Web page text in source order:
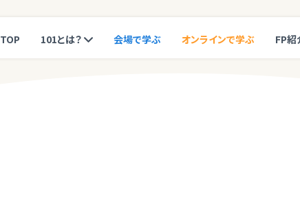
TOP 101とは？ 会場で学ぶ オンラインで学ぶ FP紹